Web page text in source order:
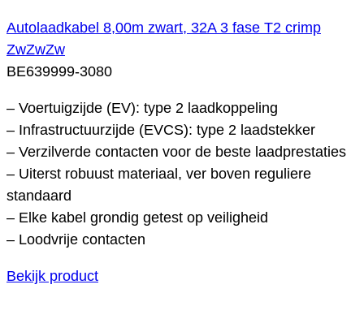
Autolaadkabel 8,00m zwart, 32A 3 fase T2 crimp
ZwZwZw
BE639999-3080
– Voertuigzijde (EV): type 2 laadkoppeling
– Infrastructuurzijde (EVCS): type 2 laadstekker
– Verzilverde contacten voor de beste laadprestaties
– Uiterst robuust materiaal, ver boven reguliere
standaard
– Elke kabel grondig getest op veiligheid
– Loodvrije contacten
Bekijk product